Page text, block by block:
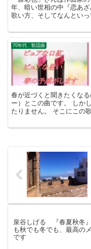
年、暗い世相の中『恋あ
歌い方、そしてなんとい
70年代 歌謡曲
春が近づくと聞きたくな
ー）とこの曲です。 しか
たりません。 そこにこの
泉谷しげる 『春夏秋冬
も秋でも冬でも、最高の
です